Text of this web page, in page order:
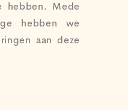
hebben. Mede
hebben we
aan deze